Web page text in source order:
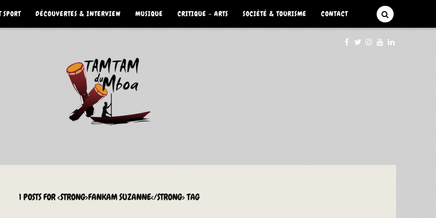
DÉCOUVERTES & INTERVIEW MUSIQUE CRITIQUE – ARTS SOCIÉTÉ & TOURISME CONTACT
1 POSTS FOR <STRONG>FANKAM SUZANNE</STRONG> TAG